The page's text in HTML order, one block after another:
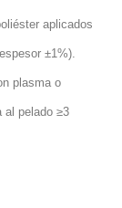
aplicados
±1%).
plasma o
al pelado ≥3